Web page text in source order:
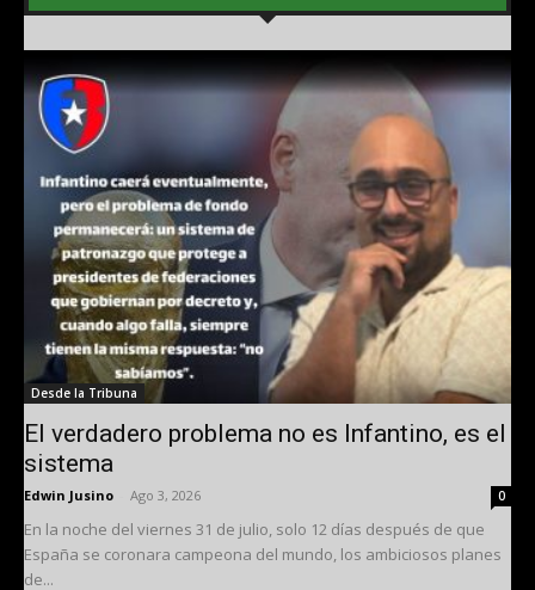
Desde la Tribuna
El verdadero problema no es Infantino, es el
sistema
Edwin Jusino Ago 3, 2026 0
En la noche del viernes 31 de julio, solo 12 días después de que
España se coronara campeona del mundo, los ambiciosos planes
de...